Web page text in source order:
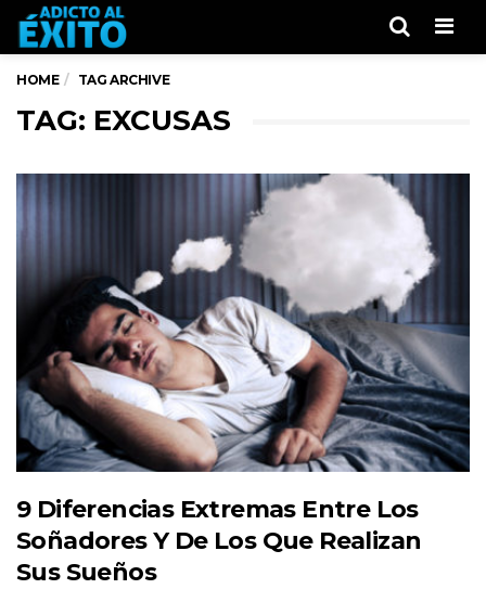
HOME TAG ARCHIVE
TAG: EXCUSAS
9 Diferencias Extremas Entre Los
Soñadores Y De Los Que Realizan
Sus Sueños